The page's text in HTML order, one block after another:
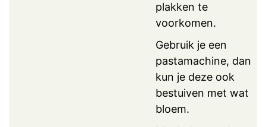
plakken te
voorkomen.
Gebruik je een
pastamachine, dan
kun je deze ook
bestuiven met wat
bloem.